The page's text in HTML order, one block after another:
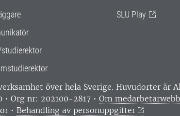
studierektor
SLU Play
över hela Sverige. Huvudorter är
• Org nr: 202100-2817 • Om
•Behandling av personuppgifter